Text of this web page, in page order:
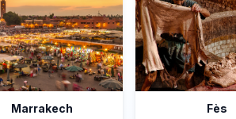
Marrakech Fès